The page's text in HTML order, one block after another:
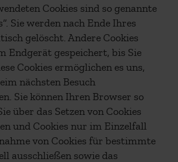
Cookies sind so genannte
Sie werden nach Ende Ihres
gelöscht. Andere Cookies
Endgerät gespeichert, bis Sie
Cookies ermöglichen es uns,
nächsten Besuch
Sie können Ihren Browser so
über das Setzen von Cookies
und Cookies nur im Einzelfall
von Cookies für bestimmte
ausschließen sowie das